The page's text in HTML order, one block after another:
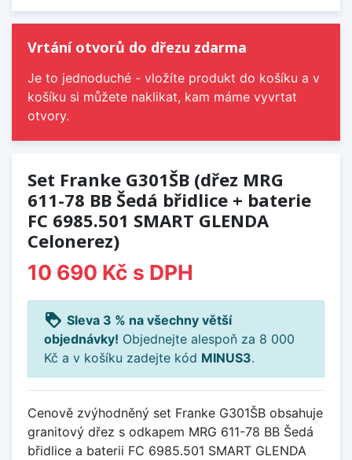
Vrtání otvorů do dřezu zdarma
Je to jednoduché - vložíte produkt do košíku a v
košíku si můžete naklikat, kam máme vyvrtat
otvory.
Set Franke G301ŠB (dřez MRG
611-78 BB Šedá břidlice + baterie
FC 6985.501 SMART GLENDA
Celonerez)
10 690 Kč s DPH
loyalty Sleva 3 % na všechny větší
objednávky! Objednejte alespoň za 8 000
Kč a v košíku zadejte kód MINUS3.
Cenově zvýhodněný set Franke G301ŠB obsahuje
granitový dřez s odkapem MRG 611-78 BB Šedá
břidlice a baterii FC 6985.501 SMART GLENDA